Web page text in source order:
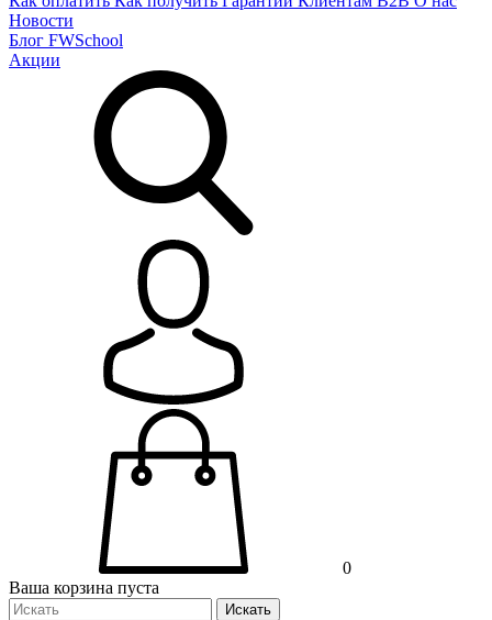
Новости
Блог FWSchool
Акции
0
Ваша корзина пуста
Искать